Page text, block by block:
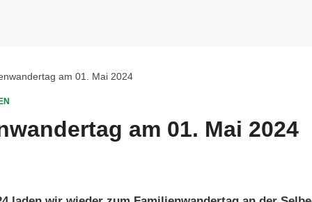
am 01. Mai 2024
am 01. Mai 2024